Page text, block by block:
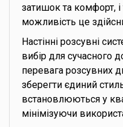
затишок та комфорт,
можливість це
Настінні розсувні
вибір для сучасного
перевага розсувних
зберегти єдиний
встановлюються у
мінімізуючи